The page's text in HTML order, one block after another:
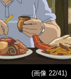
(画像 22/41)